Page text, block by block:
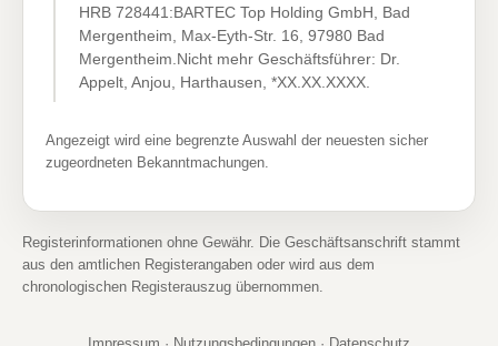
HRB 728441:BARTEC Top Holding GmbH, Bad
Mergentheim, Max-Eyth-Str. 16, 97980 Bad
Mergentheim.Nicht mehr Geschäftsführer: Dr.
Appelt, Anjou, Harthausen, *XX.XX.XXXX.
Angezeigt wird eine begrenzte Auswahl der neuesten sicher
zugeordneten Bekanntmachungen.
Registerinformationen ohne Gewähr. Die Geschäftsanschrift stammt
aus den amtlichen Registerangaben oder wird aus dem
chronologischen Registerauszug übernommen.